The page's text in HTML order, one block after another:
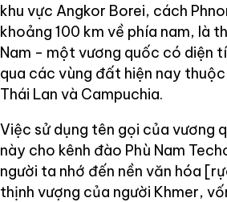
khu vực Angkor Borei, cách
khoảng 100 km về phía nam, là
Nam - một vương quốc có diện
qua các vùng đất hiện nay
Thái Lan và Campuchia.
Việc sử dụng tên gọi của vương
này cho kênh đào Phù Nam
người ta nhớ đến nền văn hóa
thịnh vượng của người Khmer,